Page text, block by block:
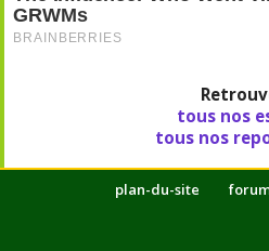
tous nos
tous nos
plan-du-site